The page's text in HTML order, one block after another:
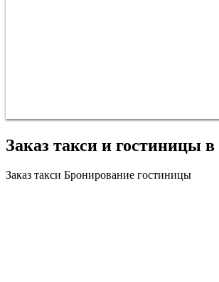
Заказ такси и гостиницы
Заказ такси Бронирование гостиницы